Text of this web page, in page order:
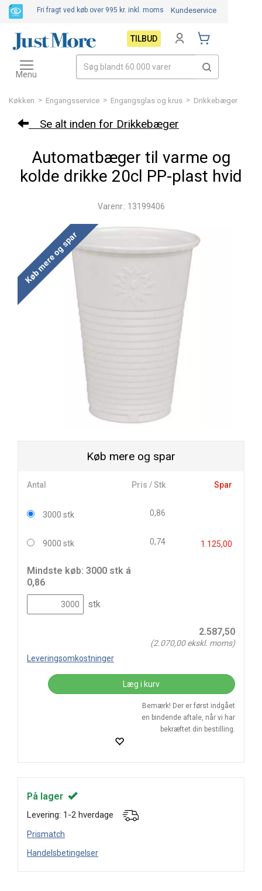
Køkken > Engangsservice > Engangsglas og krus > Drikkebæger
Se alt inden for Drikkebæger
Automatbæger til varme og
kolde drikke 20cl PP-plast hvid
Varenr.: 13199406
Køb mere og spar
Køb mere og spar
Antal Pris / Stk Spar
3000 stk 0,86
9000 stk 0,74 1.125,00
Mindste køb: 3000 stk á
0,86
stk
2.587,50
(2.070,00ekskl. moms)
Leveringsomkostninger
Læg i kurv
Bemærk! Der er først indgået
en bindende aftale, når vi har
bekræftet din bestilling.
På lager
Levering: 1-2 hverdage
Prismatch
Handelsbetingelser
Fri fragt ved køb over 995 kr. inkl. moms Kundeservice
TILBUD
Toggle
navigation
Menu